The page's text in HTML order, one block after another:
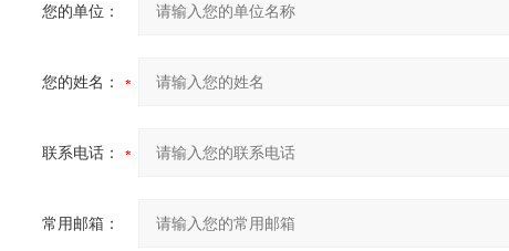
您的单位：
您的姓名：
联系电话：
常用邮箱：